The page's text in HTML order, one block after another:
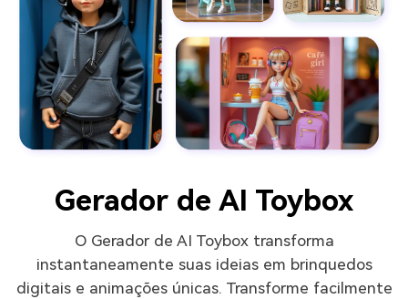
Gerador de AI Toybox
O Gerador de AI Toybox transforma
instantaneamente suas ideias em brinquedos
digitais e animações únicas. Transforme facilmente